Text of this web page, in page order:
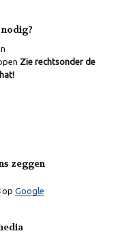
Zie rechtsonder de
zeggen
op Google